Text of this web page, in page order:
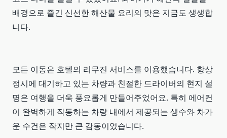
배경으로 즐긴 신선한 해산물 요리의 맛은 지금도 생생합
니다.
모든 이동은 호텔의 리무진 서비스를 이용했습니다. 항상
정시에 대기하고 있는 차량과 친절한 드라이버의 현지 설
명은 여행을 더욱 풍요롭게 만들어주었어요. 특히 에어컨
이 완벽하게 작동하는 차량 내에서 제공되는 생수와 차가
운 수건은 작지만 큰 감동이었습니다.